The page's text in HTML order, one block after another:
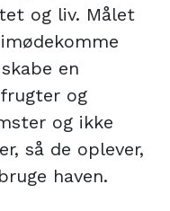
og liv. Målet
en
og
og ikke
så de oplever,
haven.